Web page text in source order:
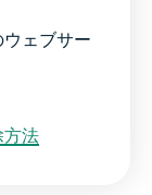
ェブサー
方法